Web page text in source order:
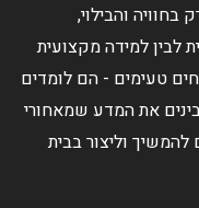
והבילוי,
לבין למידה מקצועית
טעימים - הם לומדים
את המדע שמאחורי
וליצור בבית